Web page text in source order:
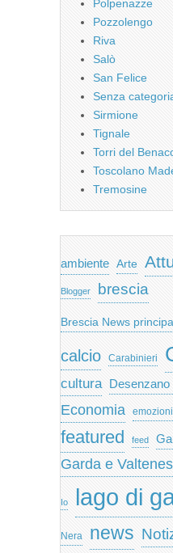
Polpenazze
Pozzolengo
Riva
Salò
San Felice
Senza
Sirmione
Tignale
Torri del
Toscolano
Tremosine
ambiente Arte
Blogger brescia
Brescia News
calcio Carabinieri
cultura Desenzano
Economia emozioni
featured feed
Garda e
Io lago di
Nera news